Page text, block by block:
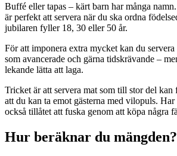
Buffé eller tapas – kärt barn har många
är perfekt att servera när du ska ordna
jubilaren fyller 18, 30 eller 50 år.
För att imponera extra mycket kan du
som avancerade och gärna tidskrävande –
lekande lätta att laga.
Tricket är att servera mat som till stor del kan
att du kan ta emot gästerna med vilopuls.
också tillåtet att fuska genom att köpa några
Hur beräknar du mängden?